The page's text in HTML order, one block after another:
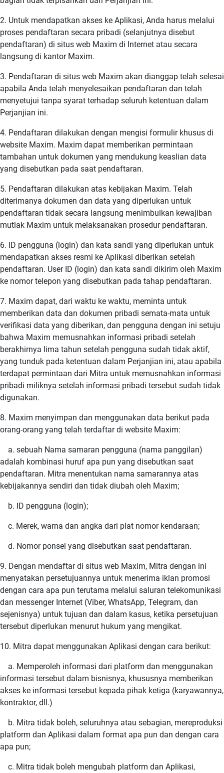
2. Untuk mendapatkan akses ke Aplikasi, Anda harus melalui
proses pendaftaran secara pribadi (selanjutnya disebut
pendaftaran) di situs web Maxim di Internet atau secara
langsung di kantor Maxim.
3. Pendaftaran di situs web Maxim akan dianggap telah selesai
apabila Anda telah menyelesaikan pendaftaran dan telah
menyetujui tanpa syarat terhadap seluruh ketentuan dalam
Perjanjian ini.
4. Pendaftaran dilakukan dengan mengisi formulir khusus di
website Maxim. Maxim dapat memberikan permintaan
tambahan untuk dokumen yang mendukung keaslian data
yang disebutkan pada saat pendaftaran.
5. Pendaftaran dilakukan atas kebijakan Maxim. Telah
diterimanya dokumen dan data yang diperlukan untuk
pendaftaran tidak secara langsung menimbulkan kewajiban
mutlak Maxim untuk melaksanakan prosedur pendaftaran.
6. ID pengguna (login) dan kata sandi yang diperlukan untuk
mendapatkan akses resmi ke Aplikasi diberikan setelah
pendaftaran. User ID (login) dan kata sandi dikirim oleh Maxim
ke nomor telepon yang disebutkan pada tahap pendaftaran.
7. Maxim dapat, dari waktu ke waktu, meminta untuk
memberikan data dan dokumen pribadi semata-mata untuk
verifikasi data yang diberikan, dan pengguna dengan ini setuju
bahwa Maxim memusnahkan informasi pribadi setelah
berakhirnya lima tahun setelah pengguna sudah tidak aktif,
yang tunduk pada ketentuan dalam Perjanjian ini, atau apabila
terdapat permintaan dari Mitra untuk memusnahkan informasi
pribadi miliknya setelah informasi pribadi tersebut sudah tidak
digunakan.
8. Maxim menyimpan dan menggunakan data berikut pada
orang-orang yang telah terdaftar di website Maxim:
a. sebuah Nama samaran pengguna (nama panggilan)
adalah kombinasi huruf apa pun yang disebutkan saat
pendaftaran. Mitra menentukan nama samarannya atas
kebijakannya sendiri dan tidak diubah oleh Maxim;
b. ID pengguna (login);
c. Merek, warna dan angka dari plat nomor kendaraan;
d. Nomor ponsel yang disebutkan saat pendaftaran.
9. Dengan mendaftar di situs web Maxim, Mitra dengan ini
menyatakan persetujuannya untuk menerima iklan promosi
dengan cara apa pun terutama melalui saluran telekomunikasi
dan messenger Internet (Viber, WhatsApp, Telegram, dan
sejenisnya) untuk tujuan dan dalam kasus, ketika persetujuan
tersebut diperlukan menurut hukum yang mengikat.
10. Mitra dapat menggunakan Aplikasi dengan cara berikut:
a. Memperoleh informasi dari platform dan menggunakan
informasi tersebut dalam bisnisnya, khususnya memberikan
akses ke informasi tersebut kepada pihak ketiga (karyawannya,
kontraktor, dll.)
b. Mitra tidak boleh, seluruhnya atau sebagian, mereproduksi
platform dan Aplikasi dalam format apa pun dan dengan cara
apa pun;
c. Mitra tidak boleh mengubah platform dan Aplikasi,